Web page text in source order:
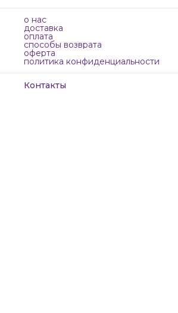
о нас
доставка
оплата
способы возврата
оферта
политика конфиденциальности
Контакты